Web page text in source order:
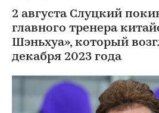
2 августа Слуцкий
главного тренера
Шэньхуа», который
декабря 2023 года